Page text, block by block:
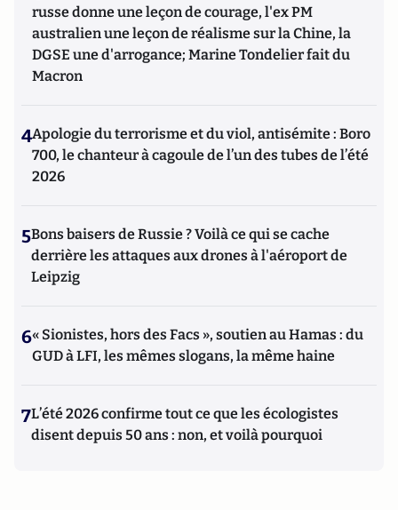
russe donne une leçon de courage, l'ex PM
australien une leçon de réalisme sur la Chine, la
DGSE une d'arrogance; Marine Tondelier fait du
Macron
4Apologie du terrorisme et du viol, antisémite : Boro
700, le chanteur à cagoule de l’un des tubes de l’été
2026
5Bons baisers de Russie ? Voilà ce qui se cache
derrière les attaques aux drones à l'aéroport de
Leipzig
6« Sionistes, hors des Facs », soutien au Hamas : du
GUD à LFI, les mêmes slogans, la même haine
7L’été 2026 confirme tout ce que les écologistes
disent depuis 50 ans : non, et voilà pourquoi